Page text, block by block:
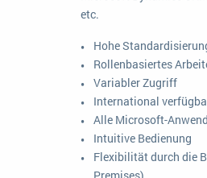
MEHR ÜBER
etc.
Hohe
Rollenbasiertes
Variabler Zugriff
International
Alle Microsoft-
Intuitive Bedienung
Flexibilität durch die